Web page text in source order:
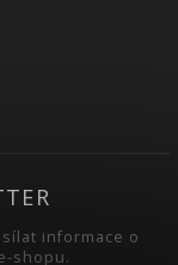
informace o
shopu.